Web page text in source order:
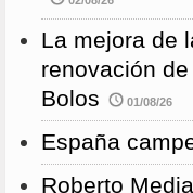
La mejora de
renovación
Bolos
01/08/26
España
Roberto